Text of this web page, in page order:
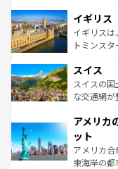
香り高いラ
らに、パ
も豊かな
を参照して
顔を持つこ
ルリンの
してライ
は、お酒好き
ドイツ情報
イギリス
イギリス
トミンス
リアごとに
ティー、
戦など、
ンツ一覧を
スイス
スイスの
な交通網
の建物がそ
博物館もあ
ことができ
者向けの
アメリカ
ット
アメリカ合
東海岸の